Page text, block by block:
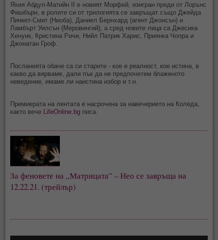
Яхия Абдул-Матийн II е новият Морфей, изигран преди от Лорънс
Фишбърн, в ролите си от трилогията се завръщат също Джейда
Пинкет-Смит (Ниоба), Даниел Бернхард (агент Джонсън) и
Ламбърт Уилсън (Меровингий), а сред новите лица са Джесика
Хенуик, Кристина Ричи, Нийл Патрик Харис, Приянка Чопра и
Джонатан Гроф.
Посланията обаче са си старите - кое е реалност, кое истина, в
какво да вярваме, дали пък да не предпочетем блаженото
неведение, имаме ли наистина избор и т.н.
Премиерата на лентата е насрочена за навечерието на Коледа,
както вече LifeOnline.bg писа.
За феновете на „Матрицата“ – Нео се завръща на
12.22.21. (трейлър)